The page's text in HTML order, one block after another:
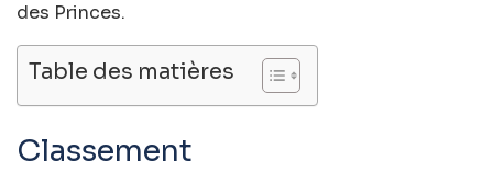
des Princes.
Table des matières
Classement